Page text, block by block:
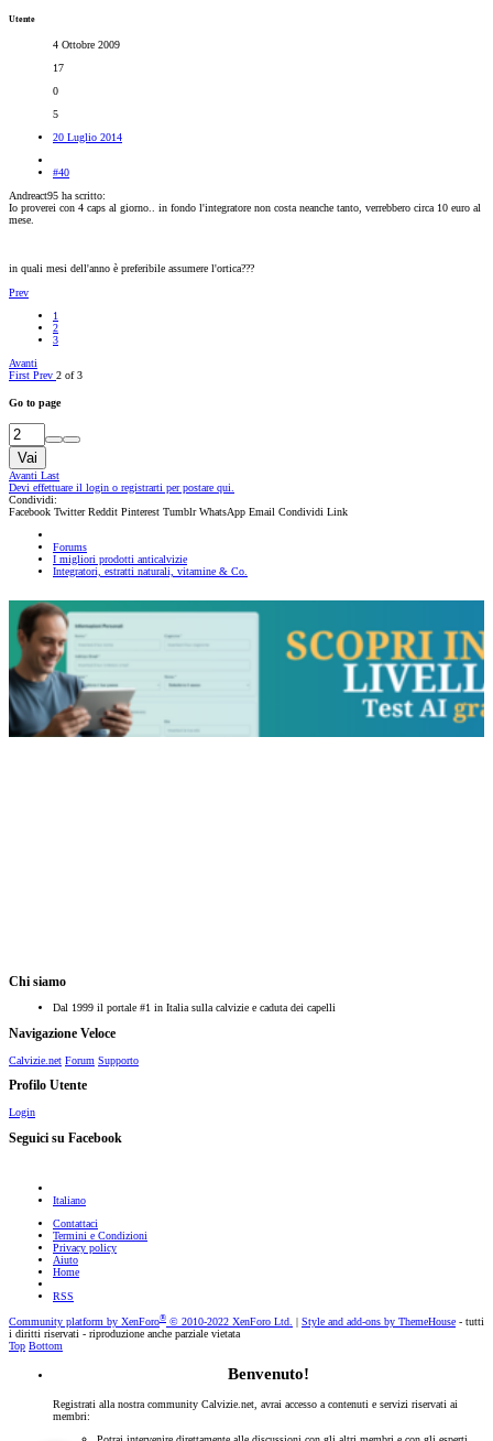
Utente
4 Ottobre 2009
17
0
5
20 Luglio 2014
#40
Andreact95 ha scritto:
Io proverei con 4 caps al giorno.. in fondo l'integratore non costa neanche tanto, verrebbero circa 10 euro al
mese.
in quali mesi dell'anno è preferibile assumere l'ortica???
Prev
1
2
3
Avanti
First Prev 2 of 3
Go to page
Vai
Avanti Last
Devi effettuare il login o registrarti per postare qui.
Condividi:
Facebook Twitter Reddit Pinterest Tumblr WhatsApp Email Condividi Link
Forums
I migliori prodotti anticalvizie
Integratori, estratti naturali, vitamine & Co.
Chi siamo
Dal 1999 il portale #1 in Italia sulla calvizie e caduta dei capelli
Navigazione Veloce
Calvizie.net Forum Supporto
Profilo Utente
Login
Seguici su Facebook
Italiano
Contattaci
Termini e Condizioni
Privacy policy
Aiuto
Home
RSS
Community platform by XenForo® © 2010-2022 XenForo Ltd. | Style and add-ons by ThemeHouse - tutti
i diritti riservati - riproduzione anche parziale vietata
Top Bottom
Benvenuto!
Registrati alla nostra community Calvizie.net, avrai accesso a contenuti e servizi riservati ai
membri: